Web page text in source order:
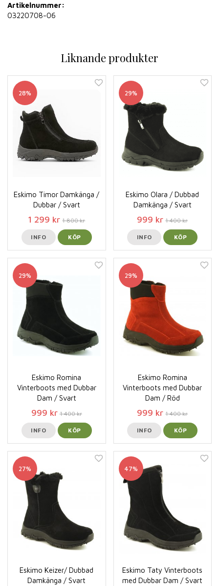
Artikelnummer:
03220708-06
Liknande produkter
28%
Eskimo Timor Damkänga /
Dubbar / Svart
1 299 kr 1 800 kr
INFO KÖP
29%
Eskimo Olara / Dubbad
Damkänga / Svart
999 kr 1 400 kr
INFO KÖP
29%
Eskimo Romina
Vinterboots med Dubbar
Dam / Svart
999 kr 1 400 kr
INFO KÖP
29%
Eskimo Romina
Vinterboots med Dubbar
Dam / Röd
999 kr 1 400 kr
INFO KÖP
27%
Eskimo Keizer/ Dubbad
Damkänga / Svart
47%
Eskimo Taty Vinterboots
med Dubbar Dam / Svart